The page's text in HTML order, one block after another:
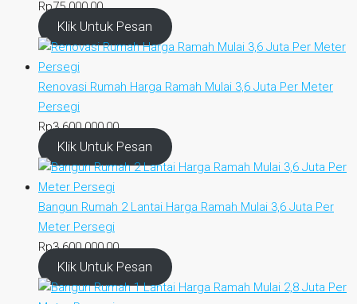
Rp75.000,00
Klik Untuk Pesan
Renovasi Rumah Harga Ramah Mulai 3,6 Juta Per Meter
Persegi
Rp3.600.000,00
Klik Untuk Pesan
Bangun Rumah 2 Lantai Harga Ramah Mulai 3,6 Juta Per
Meter Persegi
Rp3.600.000,00
Klik Untuk Pesan